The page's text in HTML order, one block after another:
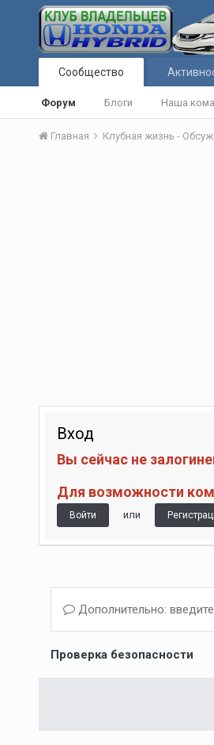
Сообщество
Форум Блоги Наша
Главная Клубная жизнь -
Вход
Вы сейчас не
Для возможности
Войти или
Дополнительно:
Проверка безопасности